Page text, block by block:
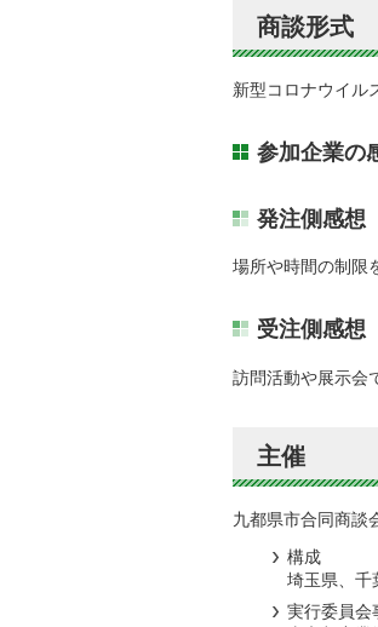
商談形式
新型コロナウイル
参加企業の
発注側感想
場所や時間の制限
受注側感想
訪問活動や展示会
主催
九都県市合同商談
構成
埼玉県、千
実行委員会